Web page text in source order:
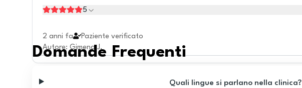
5
2 anni fa
Paziente verificato
Autore: Gimena J.
Domande Frequenti
Quali lingue si parlano nella clinica?